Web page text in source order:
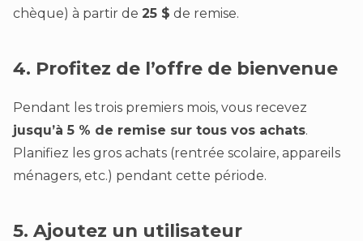
chèque) à partir de 25 $ de remise.
4. Profitez de l’offre de bienvenue
Pendant les trois premiers mois, vous recevez
jusqu’à 5 % de remise sur tous vos achats.
Planifiez les gros achats (rentrée scolaire, appareils
ménagers, etc.) pendant cette période.
5. Ajoutez un utilisateur